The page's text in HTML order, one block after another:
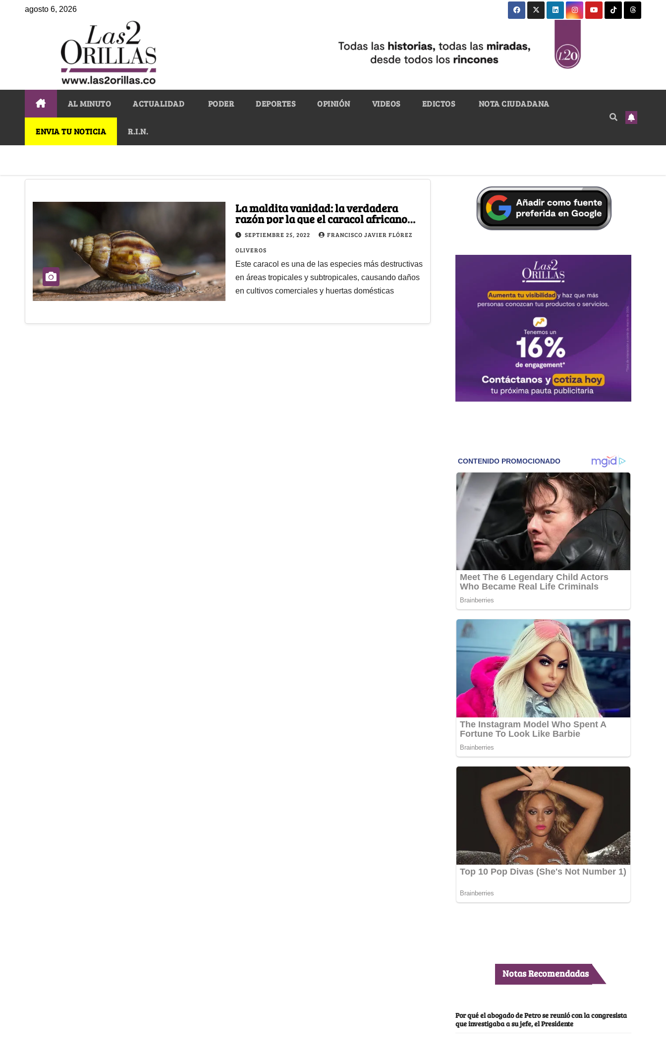
agosto 6, 2026
AL MINUTO ACTUALIDAD PODER DEPORTES OPINIÓN VIDEOS EDICTOS NOTA CIUDADANA
ENVIA TU NOTICIA R.I.N.
La maldita vanidad: la verdadera
razón por la que el caracol africano
invadió Colombia
SEPTIEMBRE 25, 2022
FRANCISCO JAVIER FLÓREZ
OLIVEROS
Este caracol es una de las especies más destructivas
en áreas tropicales y subtropicales, causando daños
en cultivos comerciales y huertas domésticas
Notas Recomendadas
Por qué el abogado de Petro se reunió con la congresista
que investigaba a su jefe, el Presidente